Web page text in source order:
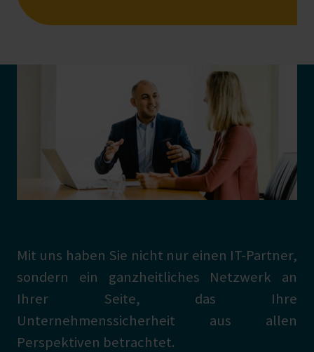
Mit uns haben Sie nicht nur einen IT-Partner,
sondern ein ganzheitliches Netzwerk an
Ihrer Seite, das Ihre
Unternehmenssicherheit aus allen
Perspektiven betrachtet.